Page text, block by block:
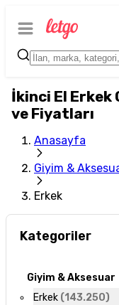
İkinci El Erkek
ve Fiyatları
Anasayfa
Giyim &
Erkek
Kategoriler
Giyim & Aksesuar
Erkek (143.250)